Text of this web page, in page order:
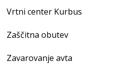
Vrtni center Kurbus
Zaščitna obutev
Zavarovanje avta